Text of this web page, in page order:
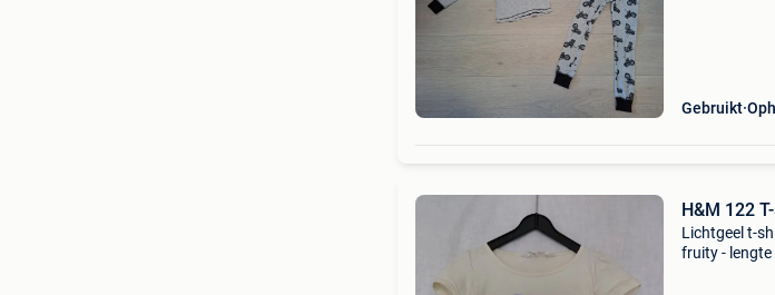
Gebruikt
H&M 122
Lichtgeel t-
fruity - lengte